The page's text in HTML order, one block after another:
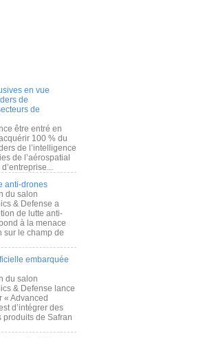
en vue
de
de
être entré en
100 % du
de l’intelligence
de l’aérospatial
anti-drones
du salon
& Defense a
de lutte anti-
à la menace
sur le champ de
embarquée
du salon
& Defense lance
« Advanced
d’intégrer des
produits de Safran